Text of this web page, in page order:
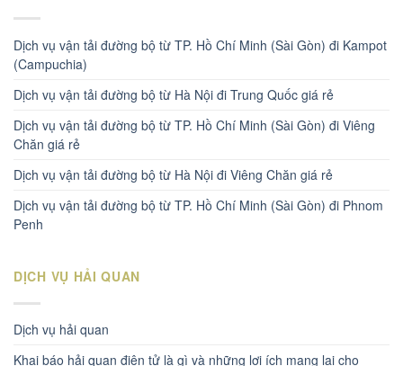
Dịch vụ vận tải đường bộ từ TP. Hồ Chí Minh (Sài Gòn) đi Kampot
(Campuchia)
Dịch vụ vận tải đường bộ từ Hà Nội đi Trung Quốc giá rẻ
Dịch vụ vận tải đường bộ từ TP. Hồ Chí Minh (Sài Gòn) đi Viêng
Chăn giá rẻ
Dịch vụ vận tải đường bộ từ Hà Nội đi Viêng Chăn giá rẻ
Dịch vụ vận tải đường bộ từ TP. Hồ Chí Minh (Sài Gòn) đi Phnom
Penh
DỊCH VỤ HẢI QUAN
Dịch vụ hải quan
Khai báo hải quan điện tử là gì và những lợi ích mang lại cho